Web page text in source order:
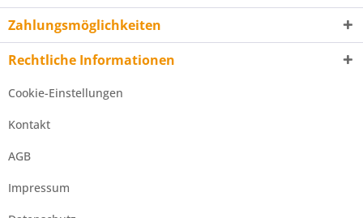
Zahlungsmöglichkeiten
Rechtliche Informationen
Cookie-Einstellungen
Kontakt
AGB
Impressum